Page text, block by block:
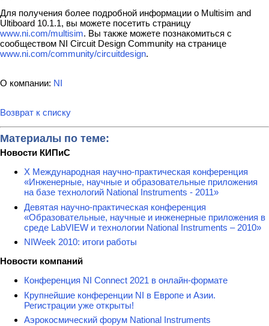
Для получения более подробной информации о Multisim and
Ultiboard 10.1.1, вы можете посетить страницу
www.ni.com/multisim. Вы также можете познакомиться с
сообществом NI Circuit Design Community на странице
www.ni.com/community/circuitdesign.
О компании: NI
Возврат к списку
Материалы по теме:
Новости КИПиС
X Международная научно-практическая конференция
«Инженерные, научные и образовательные приложения
на базе технологий National Instruments - 2011»
Девятая научно-практическая конференция
«Образовательные, научные и инженерные приложения в
среде LabVIEW и технологии National Instruments – 2010»
NIWeek 2010: итоги работы
Новости компаний
Конференция NI Connect 2021 в онлайн-формате
Крупнейшие конференции NI в Европе и Азии.
Регистрации уже открыты!
Аэрокосмический форум National Instruments